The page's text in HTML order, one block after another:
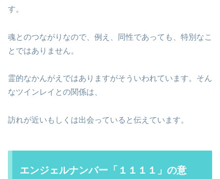
す。
魂とのつながりなので、例え、同性であっても、特別なこ
とではありません。
霊的なかんがえではありますがそういわれています。そん
なツインレイとの関係は、
訪れが近いもしくは出会っていると伝えています。
エンジェルナンバー「１１１１」の意